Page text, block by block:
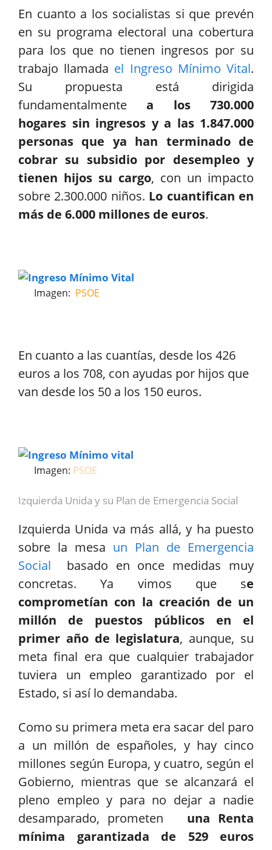
En cuanto a los socialistas si que prevén
en su programa electoral una cobertura
para los que no tienen ingresos por su
trabajo llamada el Ingreso Mínimo Vital.
Su propuesta está dirigida
fundamentalmentea los 730.000
hogares sin ingresos y a las 1.847.000
personas que ya han terminado de
cobrar su subsidio por desempleo y
tienen hijos su cargo, con un impacto
sobre 2.300.000 niños. Lo cuantifican en
más de 6.000 millones de euros.
Imagen: PSOE
En cuanto a las cuantías, desde los 426
euros a los 708, con ayudas por hijos que
van desde los 50 a los 150 euros.
Imagen: PSOE
Izquierda Unida y su Plan de Emergencia Social
Izquierda Unida va más allá, y ha puesto
sobre la mesa un Plan de Emergencia
Social
basado en once medidas muy
concretas. Ya vimos que se
comprometían con la creación de un
millón de puestos públicos en el
primer año de legislatura, aunque, su
meta final era que cualquier trabajador
tuviera un empleo garantizado por el
Estado, si así lo demandaba.
Como su primera meta era sacar del paro
a un millón de españoles, y hay cinco
millones según Europa, y cuatro, según el
Gobierno, mientras que se alcanzará el
pleno empleo y para no dejar a nadie
desamparado, prometen una Renta
mínima garantizada de 529 euros